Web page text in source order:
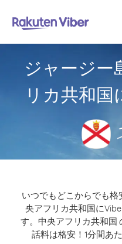
ジャージー
リカ共和
いつでもどこからでも
央アフリカ共和国に
す。 中央アフリカ共和国
話料は格安！1分間あ